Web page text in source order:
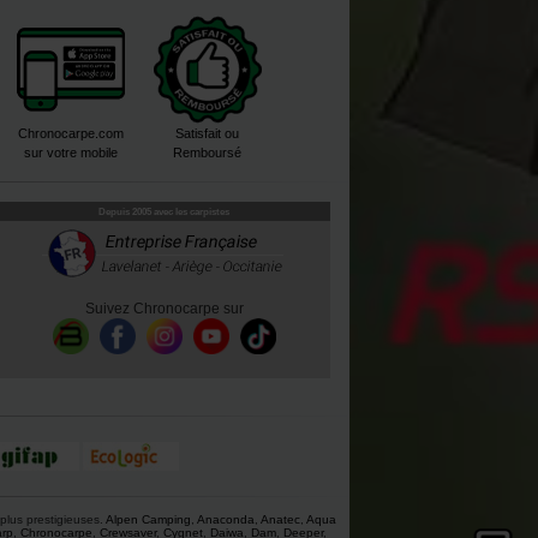
Chronocarpe.com
sur votre mobile
Satisfait ou
Remboursé
Depuis 2005 avec les carpistes
Suivez Chronocarpe sur
prestigieuses. Alpen Camping Anaconda Anatec Aqua
Chronocarpe Crewsaver, Cygnet, Daiwa Dam, Deeper,